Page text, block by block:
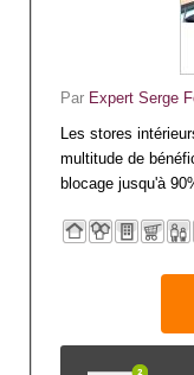
Par Expert Serge
Les stores
multitude de
blocage jusqu'à